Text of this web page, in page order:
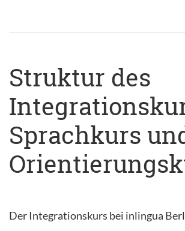
Struktur des
Sprachkurs
Der Integrationskurs bei inlingua